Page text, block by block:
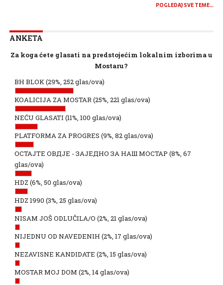
POGLEDAJ SVE TEME…
ANKETA
Za koga ćete glasati na predstojećim lokalnim izborima u
Mostaru?
BH BLOK(29%, 252 glas/ova)
KOALICIJA ZA MOSTAR(25%, 221 glas/ova)
NEĆU GLASATI (11%, 100 glas/ova)
PLATFORMA ZA PROGRES (9%, 82 glas/ova)
ОСТАЈТЕ ОВДЈЕ - ЗАЈЕДНО ЗА НАШ МОСТАР (8%, 67
glas/ova)
HDZ (6%, 50 glas/ova)
HDZ 1990 (3%, 25 glas/ova)
NISAM JOŠ ODLUČILA/O (2%, 21 glas/ova)
NIJEDNU OD NAVEDENIH (2%, 17 glas/ova)
NEZAVISNE KANDIDATE (2%, 15 glas/ova)
MOSTAR MOJ DOM (2%, 14 glas/ova)